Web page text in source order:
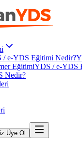
/ e-YDS Eğitimi Nedir?
EğitimiYDS / e-YDS
Nedir?
Üye Ol